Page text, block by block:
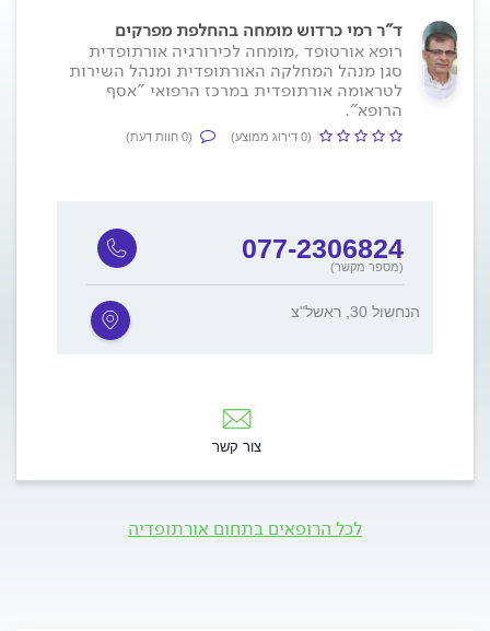
ד"ר רמי כרדוש מומחה בהחלפת מפרקים
רופא אורטופד ,מומחה לכירורגיה אורתופדית
סגן מנהל המחלקה האורתופדית ומנהל השירות
לטראומה אורתופדית במרכז הרפואי "אסף
הרופא".
(0 דירוג ממוצע) (0 חוות דעת)
077-2306824
(מספר מקשר)
הנחשול 30, ראשל"צ
צור קשר
לכל הרופאים בתחום אורתופדיה